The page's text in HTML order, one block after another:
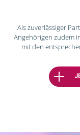
Als zuverlässiger
Angehörigen zudem
mit den